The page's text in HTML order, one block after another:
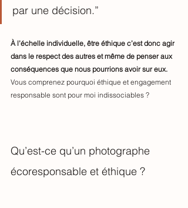
par une décision.”
À l’échelle individuelle, être éthique c’est donc agir
dans le respect des autres et même de penser aux
conséquences que nous pourrions avoir sur eux.
Vous comprenez pourquoi éthique et engagement
responsable sont pour moi indissociables ?
Qu’est-ce qu’un photographe
écoresponsable et éthique ?